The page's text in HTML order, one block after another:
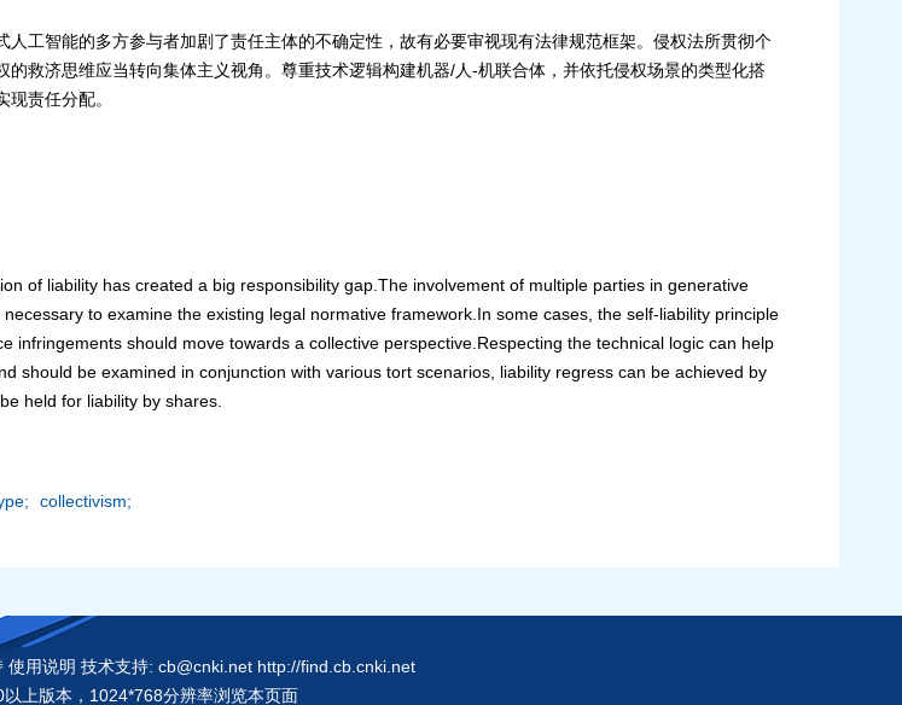
工智能的多方参与者加剧了责任主体的不确定性，故有必要审视现有法律规范框架。侵权法所贯彻个
救济思维应当转向集体主义视角。尊重技术逻辑构建机器/人-机联合体，并依托侵权场景的类型化搭
责任分配。
of liability has created a big responsibility gap.The involvement of multiple parties in generative
to examine the existing legal normative framework.In some cases, the self-liability principle
infringements should move towards a collective perspective.Respecting the technical logic can help
should be examined in conjunction with various tort scenarios, liability regress can be achieved by
held for liability by shares.
collectivism;
使用说明 技术支持: cb@cnki.net http://find.cb.cnki.net
上版本，1024*768分辨率浏览本页面